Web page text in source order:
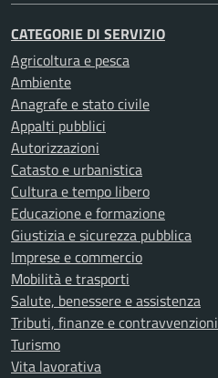
CATEGORIE DI SERVIZIO
Agricoltura e pesca
Ambiente
Anagrafe e stato civile
Appalti pubblici
Autorizzazioni
Catasto e urbanistica
Cultura e tempo libero
Educazione e formazione
Giustizia e sicurezza pubblica
Imprese e commercio
Mobilità e trasporti
Salute, benessere e assistenza
Tributi, finanze e contravvenzioni
Turismo
Vita lavorativa